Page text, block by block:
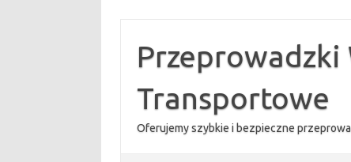
treściPrzeprowadzki
Transportowe
Oferujemy szybkie i bezpieczne